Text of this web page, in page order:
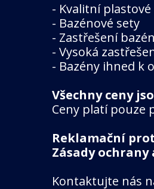
-Kvalitní
-Bazénové sety
-Zastřešení
-Vysoká
-Bazény ihned k
Všechny ceny
Ceny platí pouze
Reklamační
Zásady
Kontaktujte nás